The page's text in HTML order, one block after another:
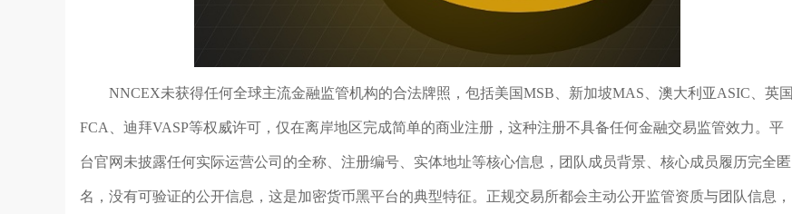
NNCEX未获得任何全球主流金融监管机构的合法牌照，包括美国MSB、新加坡MAS、澳大利亚ASIC、英国
FCA、迪拜VASP等权威许可，仅在离岸地区完成简单的商业注册，这种注册不具备任何金融交易监管效力。平
台官网未披露任何实际运营公司的全称、注册编号、实体地址等核心信息，团队成员背景、核心成员履历完全匿
名，没有可验证的公开信息，这是加密货币黑平台的典型特征。正规交易所都会主动公开监管资质与团队信息，